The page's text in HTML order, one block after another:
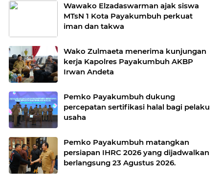
Wawako Elzadaswarman ajak siswa
MTsN 1 Kota Payakumbuh perkuat
iman dan takwa
Wako Zulmaeta menerima kunjungan
kerja Kapolres Payakumbuh AKBP
Irwan Andeta
Pemko Payakumbuh dukung
percepatan sertifikasi halal bagi pelaku
usaha
Pemko Payakumbuh matangkan
persiapan IHRC 2026 yang dijadwalkan
berlangsung 23 Agustus 2026.